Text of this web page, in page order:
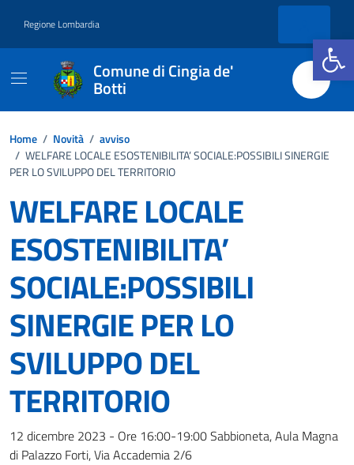
Apri la
Regione Lombardia
Comune di Cingia de'
Botti
Home / Novità / avviso
/ WELFARE LOCALE ESOSTENIBILITA’ SOCIALE:POSSIBILI SINERGIE
PER LO SVILUPPO DEL TERRITORIO
WELFARE LOCALE
ESOSTENIBILITA’
SOCIALE:POSSIBILI
SINERGIE PER LO
SVILUPPO DEL
TERRITORIO
Dettagli della notizia
12 dicembre 2023 - Ore 16:00-19:00 Sabbioneta, Aula Magna
di Palazzo Forti, Via Accademia 2/6